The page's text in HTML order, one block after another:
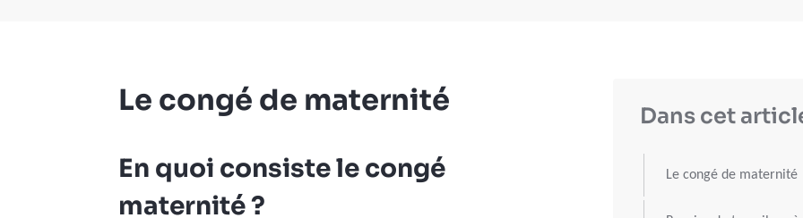
Dans cet
Le congé de maternité
Le congé de maternité
En quoi consiste le congé
maternité ?